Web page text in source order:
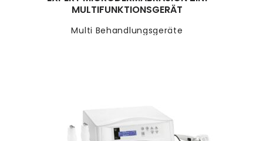
Multi Behandlungsgeräte
MULTIFUNKTIONSGERÄT